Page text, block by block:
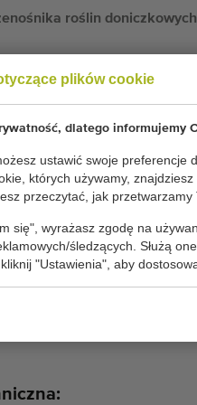
plików cookie
dlatego informujemy
ustawić swoje preferencje
których używamy,
przeczytać, jak przetwarzamy
się", wyrażasz zgodę na
śledzących. Służą
"Ustawienia", aby
roślin
roślin doniczkowych Wevab
prędkością
szerokość 15 cm
roślin doniczkowych zawiera:
x 6 metrów
4 metry
silnikiem Vario (regulowana